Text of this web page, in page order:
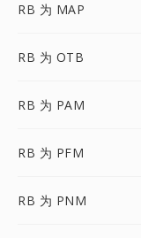
RB 为 MAP
RB 为 OTB
RB 为 PAM
RB 为 PFM
RB 为 PNM